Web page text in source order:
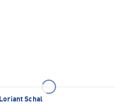
Loriant Schal